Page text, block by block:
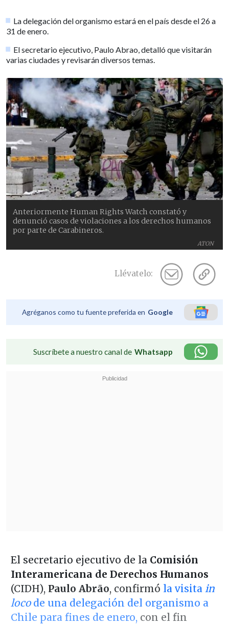
La delegación del organismo estará en el país desde el 26 a
31 de enero.
El secretario ejecutivo, Paulo Abrao, detalló que visitarán
varias ciudades y revisarán diversos temas.
ATON
Anteriormente Human Rights Watch constató y
denunció casos de violaciones a los derechos humanos
por parte de Carabineros.
Llévatelo:
Agréganos como tu fuente preferida en Google
Suscríbete a nuestro canal de Whatsapp
El secretario ejecutivo de la Comisión
Interamericana de Derechos Humanos
(CIDH), Paulo Abrāo, confirmó la visita in
locode una delegación del organismo a
Chile para fines de enero,con el fin